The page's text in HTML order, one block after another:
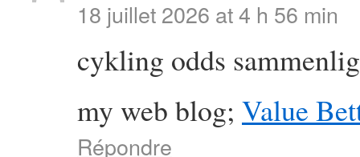
18 juillet 2026 at 4 h 56 min
cykling odds
my web blog; Value
Répondre